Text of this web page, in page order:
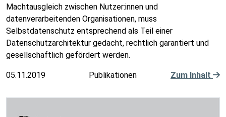
Machtausgleich zwischen Nutzer:innen und
datenverarbeitenden Organisationen, muss
Selbstdatenschutz entsprechend als Teil einer
Datenschutzarchitektur gedacht, rechtlich garantiert und
gesellschaftlich gefördert werden.
05.11.2019 Publikationen Zum Inhalt